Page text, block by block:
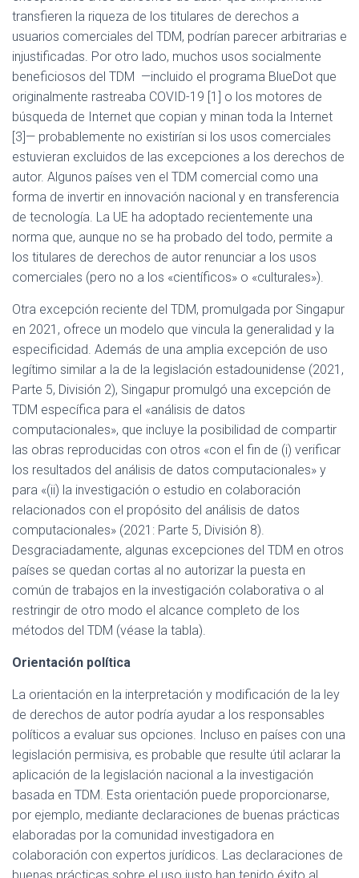
transfieren la riqueza de los titulares de derechos a
usuarios comerciales del TDM, podrían parecer arbitrarias e
injustificadas. Por otro lado, muchos usos socialmente
beneficiosos del TDM —incluido el programa BlueDot que
originalmente rastreaba COVID-19 [1] o los motores de
búsqueda de Internet que copian y minan toda la Internet
[3]— probablemente no existirían si los usos comerciales
estuvieran excluidos de las excepciones a los derechos de
autor. Algunos países ven el TDM comercial como una
forma de invertir en innovación nacional y en transferencia
de tecnología. La UE ha adoptado recientemente una
norma que, aunque no se ha probado del todo, permite a
los titulares de derechos de autor renunciar a los usos
comerciales (pero no a los «científicos» o «culturales»).
Otra excepción reciente del TDM, promulgada por Singapur
en 2021, ofrece un modelo que vincula la generalidad y la
especificidad. Además de una amplia excepción de uso
legítimo similar a la de la legislación estadounidense (2021,
Parte 5, División 2), Singapur promulgó una excepción de
TDM específica para el «análisis de datos
computacionales», que incluye la posibilidad de compartir
las obras reproducidas con otros «con el fin de (i) verificar
los resultados del análisis de datos computacionales» y
para «(ii) la investigación o estudio en colaboración
relacionados con el propósito del análisis de datos
computacionales» (2021: Parte 5, División 8).
Desgraciadamente, algunas excepciones del TDM en otros
países se quedan cortas al no autorizar la puesta en
común de trabajos en la investigación colaborativa o al
restringir de otro modo el alcance completo de los
métodos del TDM (véase la tabla).
Orientación política
La orientación en la interpretación y modificación de la ley
de derechos de autor podría ayudar a los responsables
políticos a evaluar sus opciones. Incluso en países con una
legislación permisiva, es probable que resulte útil aclarar la
aplicación de la legislación nacional a la investigación
basada en TDM. Esta orientación puede proporcionarse,
por ejemplo, mediante declaraciones de buenas prácticas
elaboradas por la comunidad investigadora en
colaboración con expertos jurídicos. Las declaraciones de